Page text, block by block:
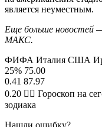
является неуместным.
Еще больше новостей
МАКС.
ФИФА Италия США
25% 75.00
0.41 87.97
0.20 🧙‍♀ Гороскоп на
зодиака
Нашли ошибку?